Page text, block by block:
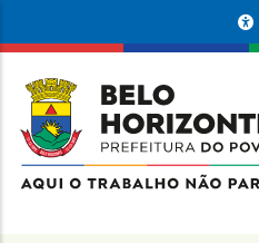
conteúdo
principal
da
Prefeitura
de